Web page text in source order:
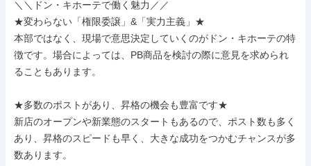
＼＼ドン・キホーテで働く魅力／／
★変わらない「権限委譲」&「実力主義」★
本部ではなく、現場で意思決定していくのがドン・キホーテの特
徴です。場合によっては、PB商品を検討の際に意見を求められ
ることもあります。
★多数のポストがあり、昇格の機会も豊富です★
新店のオープンや新業態のスタートもあるので、ポスト数も多く
あり、昇格のスピードも早く、大きな成功をつかむチャンスが多
数あります。